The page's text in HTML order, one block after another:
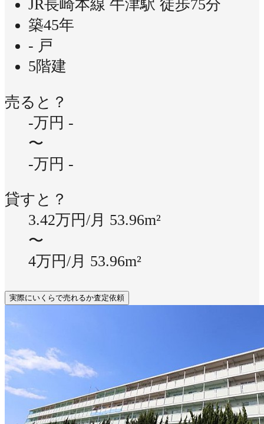
JR長崎本線 牛津駅 徒歩75分
築45年
- 戸
5階建
売ると？
-万円 -
〜
-万円 -
貸すと？
3.42万円/月 53.96m²
〜
4万円/月 53.96m²
実際にいくらで売れるか査定依頼